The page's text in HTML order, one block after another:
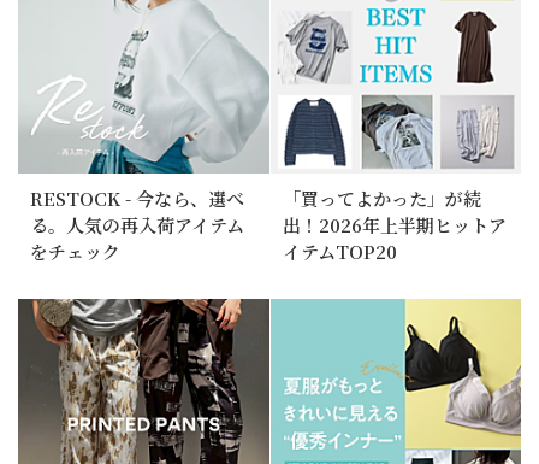
RESTOCK - 今なら、選べ
る。人気の再入荷アイテム
をチェック
「買ってよかった」が続
出！2026年上半期ヒットア
イテムTOP20